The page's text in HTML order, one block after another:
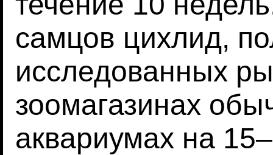
самцов цихлид,
исследованных
зоомагазинах
аквариумах на